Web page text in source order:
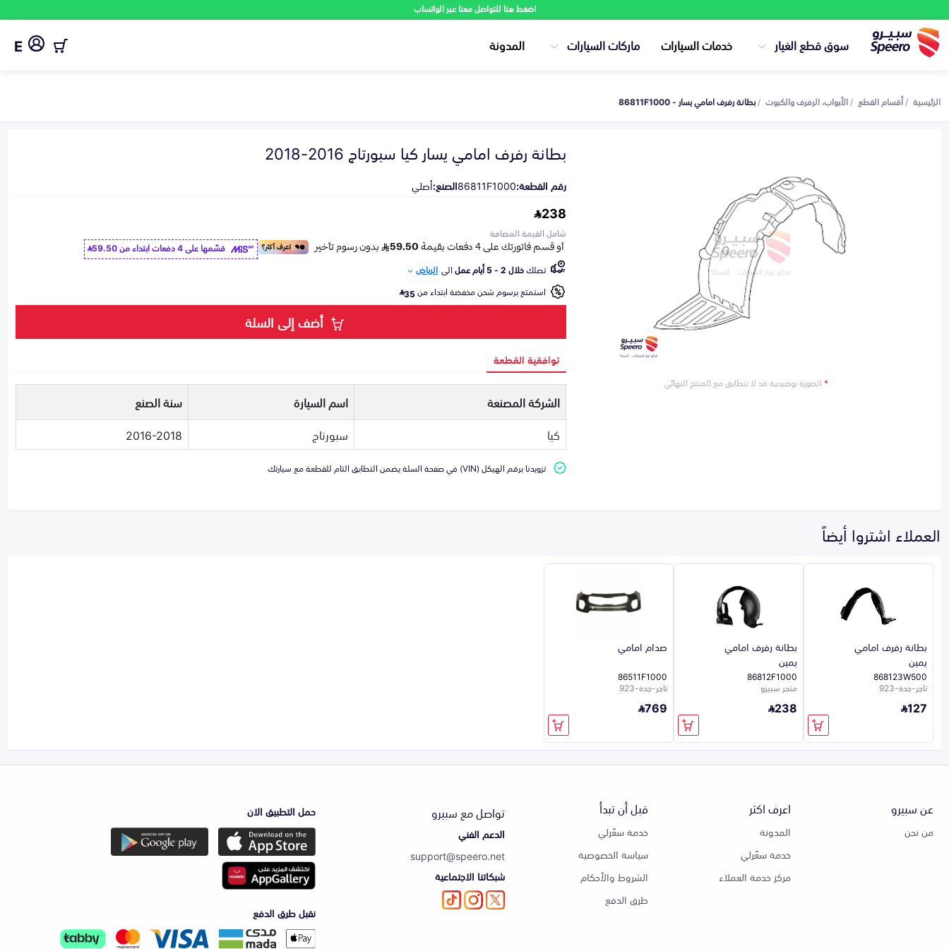
اضغط هنا للتواصل معنا عبر الواتساب
سوق قطع الغيار خدمات السيارات ماركات السيارات المدونة E
الرئيسية أقسام القطع الأبواب، الرفرف والكبوت بطانة رفرف امامي يسار - 86811F1000
*الصورة توضيحية قد لا تتطابق مع المنتج النهائي
بطانة رفرف امامي يسار كيا سبورتاج 2016-2018
رقم القطعة:86811F1000الصنع:أصلي
238
شامل القيمة المضافة
قسّمها على 4 دفعات ابتداء من
59.50
تصلكخلال 2 - 5 أيام عمل الى الرياض
استمتع برسوم شحن مخفضة ابتداء من35
أضف إلى السلة
توافقية القطعة
الشركة المصنعة اسم السيارة
سنة الصنع
كيا
سبورتاج 2016-2018
تزويدنا برقم الهيكل (VIN) في صفحة السلة يضمن التطابق التام للقطعة مع سيارتك
العملاء اشتروا أيضاً
بطانة رفرف امامي
يمين
868123W500
تاجر-جدة-923
127
بطانة رفرف امامي
يمين
86812F1000
متجر سبيرو
238
صدام امامي
86511F1000
تاجر-جدة-923
769
عن سبيرو
من نحن
اعرف اكثر
المدونة
خدمة سعّرلي
مركز خدمة العملاء
قبل أن تبدأ
خدمة سعّرلي
سياسة الخصوصية
الشروط والأحكام
طرق الدفع
تواصل مع سبيرو
الدعم الفني
support@speero.net
شبكاتنا الاجتماعية
حمل التطبيق الان
نقبل طرق الدفع